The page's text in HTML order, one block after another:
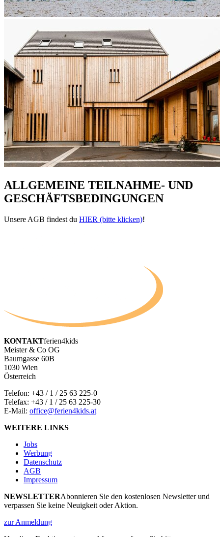
ALLGEMEINE TEILNAHME- UND
GESCHÄFTSBEDINGUNGEN
Unsere AGB findest du HIER (bitte klicken)!
KONTAKTferien4kids
Meister & Co OG
Baumgasse 60B
1030 Wien
Österreich
Telefon: +43 / 1 / 25 63 225-0
Telefax: +43 / 1 / 25 63 225-30
E-Mail: office@ferien4kids.at
WEITERE LINKS
Jobs
Werbung
Datenschutz
AGB
Impressum
NEWSLETTERAbonnieren Sie den kostenlosen Newsletter und
verpassen Sie keine Neuigkeit oder Aktion.
zur Anmeldung